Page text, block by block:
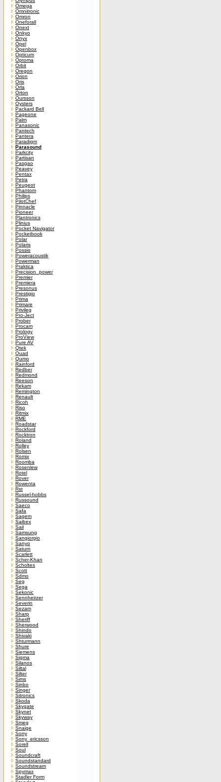
Omega
Omnitronic
Omron
Oneforall
Onext
Onkyo
Onyx
Opel
Openbox
Opticum
Optoma
Orbit
Oregon
Orion
Oris
Orla
Orton
Oursson
Oysters
Packard Bell
Pageone
Palm
Panasonic
Pantech
Pantera
Paradigm
Parasound
Parkcity
Partisan
Pasgao
Peavey
Pentax
Petra
Peugeot
Phantom
Philips
PilotChef
Pinnacle
Pioneer
Plantronics
Plinius
Pocket Navigator
Pocketbook
Polar
Polaris
Possio
Poweracoustik
Powerman
Praktica
Precision_power
Premier
Premiera
Presonus
Prestigio
Prima
Primare
Privileg
Pro-Ject
Prober
Procam
Prology
ProView
Pure AV
Qtek
Quad
Qumo
Rainford
Redber
Redmond
Reeson
Rekam
Remington
Renault
Ricoh
Riso
Ritmix
RME
Roadstar
Rockford
Rocktron
Roland
Rolley
Rolsen
Romix
Roomba
Rosenlew
Rotel
Rover
Rowenta
Rst
Russel-hobbs
Russound
Saeco
Safa
Sagem
Saibex
Sail
Samsung
Sangiorgio
Sanyo
Saturn
Scarlett
Scher-Khan
Scholtes
Scott
Sdmo
Seg
Sega
Sekonic
Sennheirzer
Severin
Sezam
Sharp
Sheriff
Sherwood
Shindo
Shivaki
Shturmann
Shure
Siemens
Sigma
Silanos
Siltal
Silter
Sims
Sinbo
Singer
Sitronics
Skoda
Skygate
Skynet
Skyway
Smeg
Snaige
Sony
Sony_ericsson
Sorell
Soul
Soundcraft
Soundstandard
Soundstream
Spymax
Stadler Form